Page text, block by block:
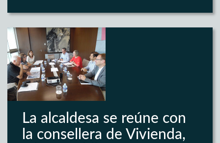
La alcaldesa se reúne con
la consellera de Vivienda,